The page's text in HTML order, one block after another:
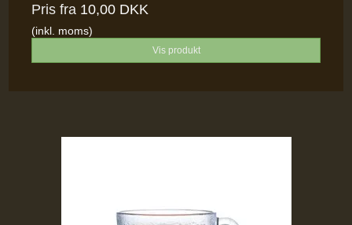
Pris fra 10,00 DKK
(inkl. moms)
Vis produkt